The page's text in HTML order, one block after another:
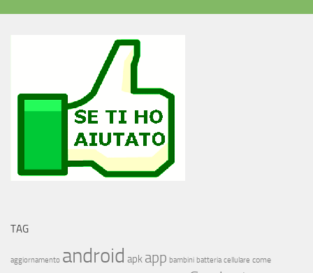
TAG
aggiornamento android apk app bambini batteria cellulare come